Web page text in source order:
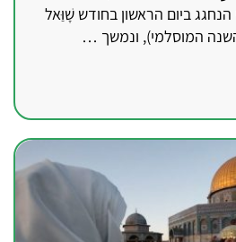
ביום הראשון בחודש שָׁוַּאל
המוסלמי), ונמשך …